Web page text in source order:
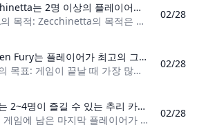
제키네타 Zecchinetta는 2명 이상의 플레이어가 플레이하는 뱅킹 게임입니다. 게임의 목표는 입찰에서 승리하여 다른 플레이어로부터 지분을 모으는 것입니다. 당신은 플레이어로서 또는 테이블 주위를 회전하는 은행으로서 이것을 할 수 있습니다.
ZECCHINETTA의 목적: Zecchinetta의 목적은 입찰에서 승리하고 다른 플레이어로부터 지분을 모으는 것입니다. 플레이어 수: 2명 이상 재료
02/28
라면퓨리 Ramen Fury는 플레이어가 최고의 그릇이나 라면을 만들도록 도전하는 세트 컬렉션 게임입니다. 다른 플레이어의 그릇에서 맛있는 재료를 훔치고, 고추로 상대방의 레시피를 방해하고, 다른 사람이 라면을 망치기 전에 라면을 먹어보세요. 그것은 재미의 열광적 인 볶음입니다!
RAMEN FURY의 목표: 게임이 끝날 때 가장 많은 점수를 얻은 플레이어가 되세요. 플레이어 수: 2~5명 재료: 라면 그릇 카드 15개, 재료 카드 89개, 숟가락 토큰 1
02/28
스파이 스파이는 2~4명이 즐길 수 있는 추리 카드 게임입니다. 이 게임에서 각 플레이어는 상대방의 스파이 기지를 뒤지며 금고와 일급 비밀 문서를 찾으려고 노력합니다. 플레이어를 제거하는 폭탄을 조심하세요! 게임에 남은 마지막 플레이어가 승자가 됩니다.
스파이의 목적: 게임에 남은 마지막 플레이어가 되세요 플레이어 수: 2~4명 카드 수: 30장 카드 종류: 스파이 4명, 금고 8개, 일급 비밀 8개, 폭탄 10개 게임
02/28